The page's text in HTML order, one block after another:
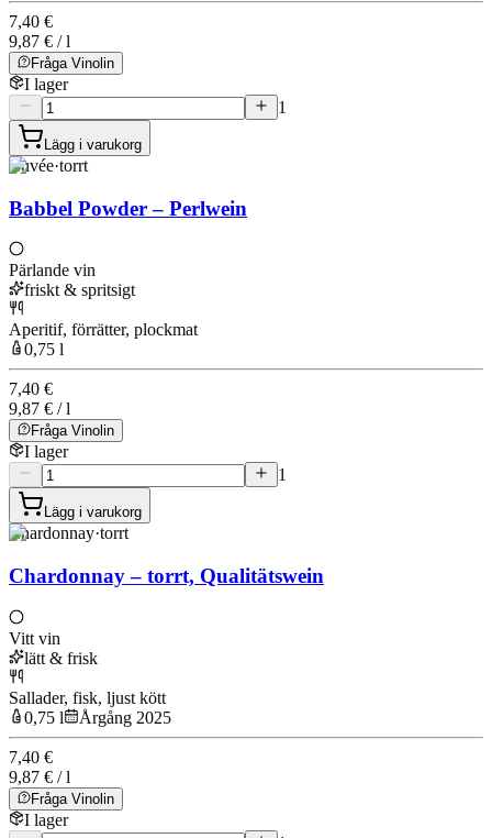
7,40 €
9,87 € / l
Fråga Vinolin
I lager
1
Lägg i varukorg
Cuvée·torrt
Babbel Powder – Perlwein
Pärlande vin
friskt & spritsigt
Aperitif, förrätter, plockmat
0,75 l
7,40 €
9,87 € / l
Fråga Vinolin
I lager
1
Lägg i varukorg
Chardonnay·torrt
Chardonnay – torrt, Qualitätswein
Vitt vin
lätt & frisk
Sallader, fisk, ljust kött
0,75 l
Årgång 2025
7,40 €
9,87 € / l
Fråga Vinolin
I lager